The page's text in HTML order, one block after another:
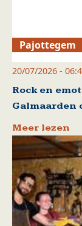
Pajottegem
20/07/2026 -
Rock en
Galmaarden
Meer lezen